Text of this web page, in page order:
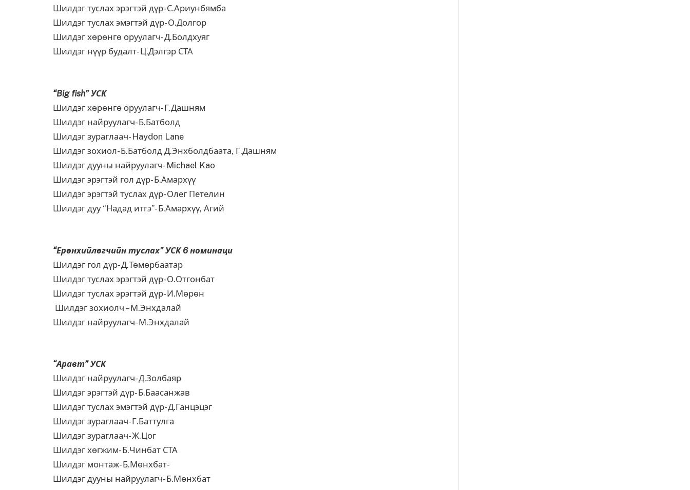
Шилдэг туслах эрэгтэй дүр- С.Ариунбямба
Шилдэг туслах эмэгтэй дүр- О.Долгор
Шилдэг хөрөнгө оруулагч- Д.Болдхуяг
Шилдэг нүүр будалт- Ц.Дэлгэр СТА
“Big fish” УСК
Шилдэг хөрөнгө оруулагч- Г.Дашням
Шилдэг найруулагч- Б.Батболд
Шилдэг зураглаач- Haydon Lane
Шилдэг зохиол- Б.Батболд Д.Энхболдбаата, Г.Дашням
Шилдэг дууны найруулагч- Michael Kao
Шилдэг эрэгтэй гол дүр- Б.Амархүү
Шилдэг эрэгтэй туслах дүр- Олег Петелин
Шилдэг дуу “Надад итгэ”- Б.Амархүү, Агий
“Ерөнхийлөгчийн туслах”УСК 6 номинаци
Шилдэг гол дүр- Д.Төмөрбаатар
Шилдэг туслах эрэгтэй дүр- О.Отгонбат
Шилдэг туслах эрэгтэй дүр- И.Мөрөн
Шилдэг зохиолч – М.Энхдалай
Шилдэг найруулагч- М.Энхдалай
“Аравт” УСК
Шилдэг найруулагч- Д.Золбаяр
Шилдэг эрэгтэй дүр- Б.Баасанжав
Шилдэг туслах эмэгтэй дүр- Д.Ганцэцэг
Шилдэг зураглаач- Г.Баттулга
Шилдэг зураглаач- Ж.Цог
Шилдэг хөгжим- Б.Чинбат СТА
Шилдэг монтаж- Б.Мөнхбат-
Шилдэг дууны найруулагч- Б.Мөнхбат